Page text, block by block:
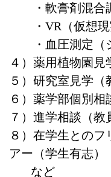
・軟膏剤混合
・VR（仮想現
・血圧測定（シ
４）薬用植物園見
５）研究室見学（
６）薬学部個別相
７）進学相談（教
８）在学生とのフ
アー（学生有志）
など